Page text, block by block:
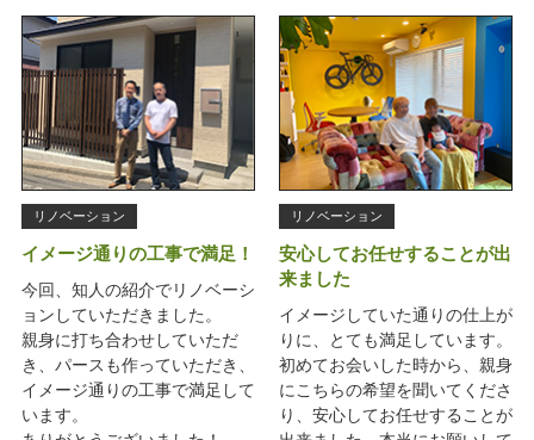
リノベーション
イメージ通りの工事で満足！
今回、知人の紹介でリノベーシ
ョンしていただきました。
親身に打ち合わせしていただ
き、パースも作っていただき、
イメージ通りの工事で満足して
います。
リノベーション
安心してお任せすることが出
来ました
イメージしていた通りの仕上が
りに、とても満足しています。
初めてお会いした時から、親身
にこちらの希望を聞いてくださ
り、安心してお任せすることが